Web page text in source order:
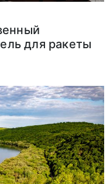
для ракеты